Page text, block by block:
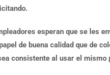
esperan que se les
de buena calidad que de
consistente al usar el